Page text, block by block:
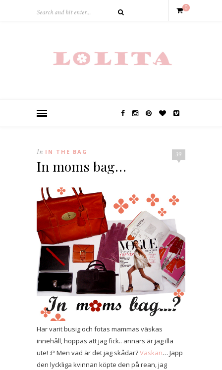
0
39
In IN THE BAG
In moms bag…
Har varit busig och fotas mammas väskas
innehåll, hoppas att jag fick.. annars är jag illa
ute! :P Men vad är det jag skådar?Väskan… Japp
den lyckliga kvinnan köpte den på rean, jag